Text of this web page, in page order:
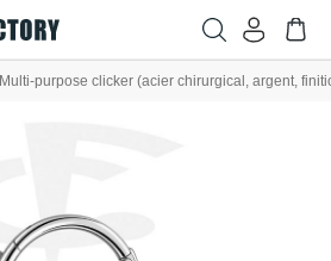
Multi-purpose clicker (acier chirurgical, argent,